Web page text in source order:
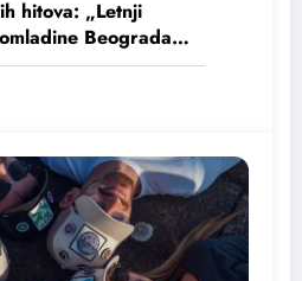
hitova: „Letnji
Beograda